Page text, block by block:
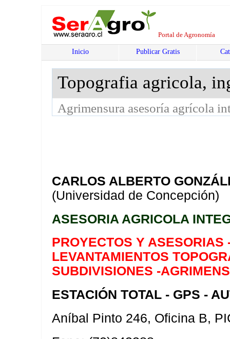
Portal de Agronomía
Inicio Publicar Gratis
Topografia agricola,
Agrimensura asesoría agrícola
CARLOS ALBERTO
(Universidad de Concepción)
ASESORIA AGRICOLA
PROYECTOS Y ASESORIAS
LEVANTAMIENTOS
SUBDIVISIONES -
ESTACIÓN TOTAL - GPS -
Aníbal Pinto 246, Oficina B,